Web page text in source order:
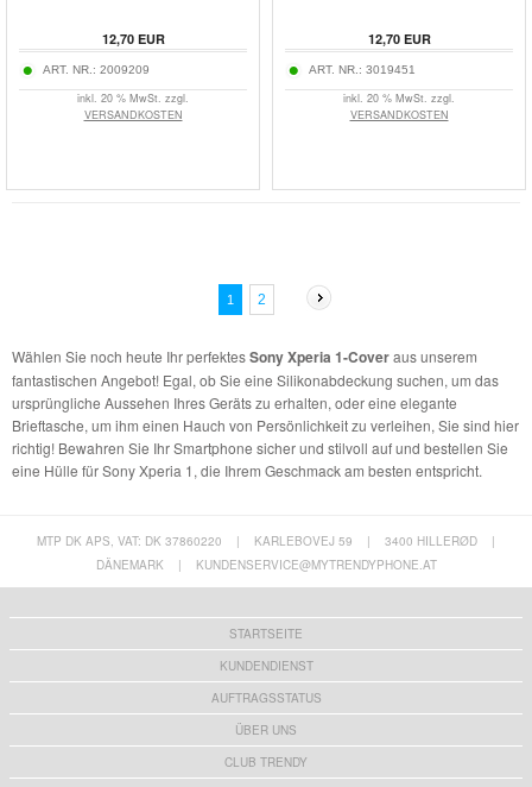
12,70EUR
ART. NR.: 2009209
inkl. 20 % MwSt. zzgl.
VERSANDKOSTEN
12,70EUR
ART. NR.: 3019451
inkl. 20 % MwSt. zzgl.
VERSANDKOSTEN
1 2
Wählen Sie noch heute Ihr perfektesSony Xperia 1-Coveraus unserem
fantastischen Angebot! Egal, ob Sie eine Silikonabdeckung suchen, um das
ursprüngliche Aussehen Ihres Geräts zu erhalten, oder eine elegante
Brieftasche, um ihm einen Hauch von Persönlichkeit zu verleihen, Sie sind hier
richtig! Bewahren Sie Ihr Smartphone sicher und stilvoll auf und bestellen Sie
eine Hülle für Sony Xperia 1, die Ihrem Geschmack am besten entspricht.
MTP DK APS, VAT: DK 37860220 | KARLEBOVEJ 59 | 3400 HILLERØD
|
DÄNEMARK
| KUNDENSERVICE@MYTRENDYPHONE.AT
STARTSEITE
KUNDENDIENST
AUFTRAGSSTATUS
ÜBER UNS
CLUB TRENDY